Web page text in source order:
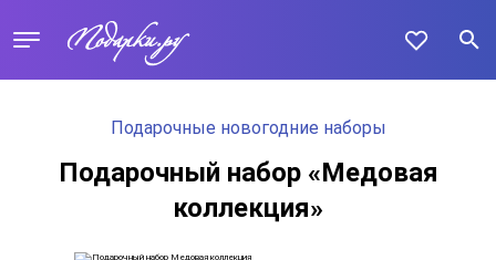
Подарочные новогодние наборы
Подарочный набор «Медовая
коллекция»